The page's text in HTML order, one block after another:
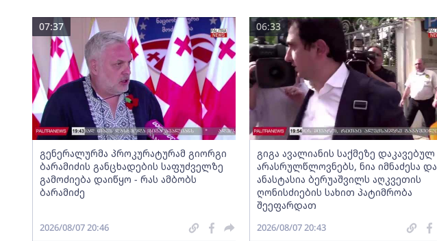
გენერალურმა პროკურატურამ გიორგი
ბარამიძის განცხადების საფუძველზე
გამოძიება დაიწყო - რას ამბობს
ბარამიძე
07:37
2026/08/07 20:46
გიგა ავალიანის საქმეზე დაკავებულ
არასრულწლოვნებს, ნია იმნაძესა და
ანასტასია ბერუაშვილს აღკვეთის
ღონისძიების სახით პატიმრობა
შეეფარდათ
06:33
2026/08/07 20:43